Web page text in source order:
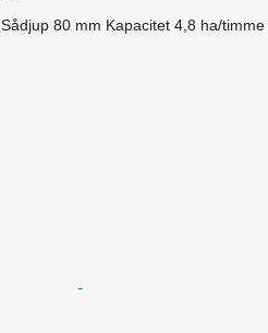
Sådjup 80 mm Kapacitet 4,8 ha/timme